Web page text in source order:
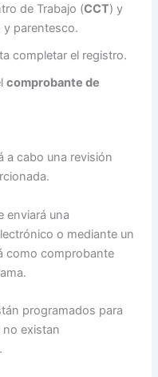
de Trabajo (CCT) y
y parentesco.
completar el registro.
comprobante de
a cabo una revisión
enviará una
o mediante un
como comprobante
programados para
no existan